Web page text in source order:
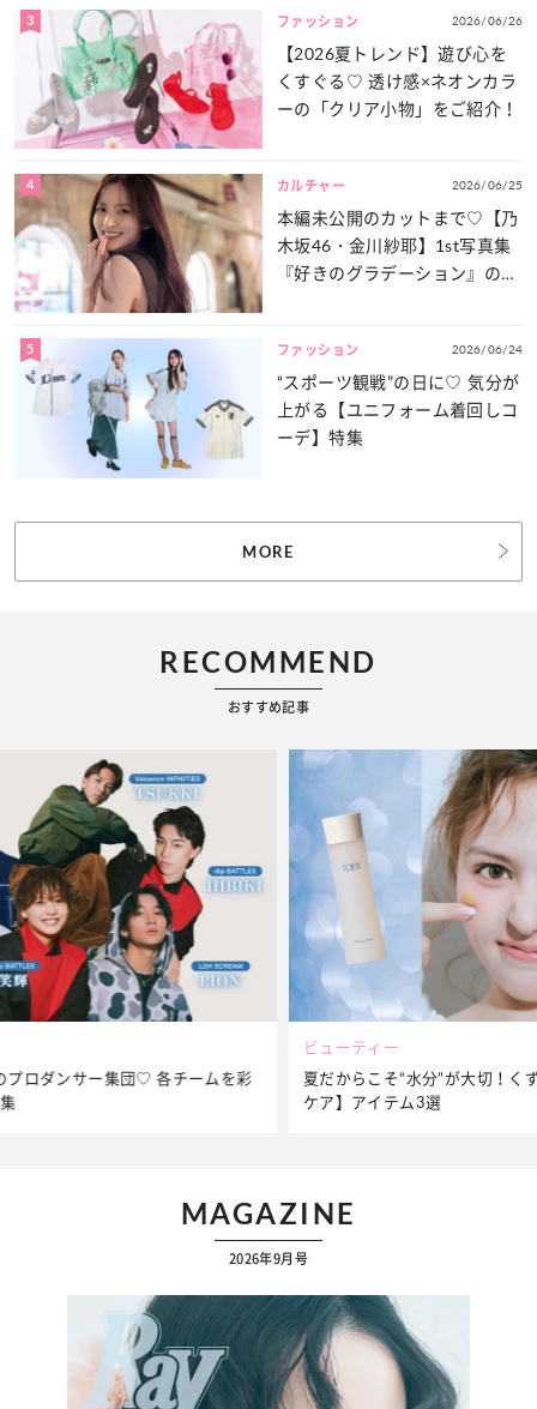
3 ファッション 2026/06/26
【2026夏トレンド】遊び心を
くすぐる♡ 透け感×ネオンカラ
ーの「クリア小物」をご紹介！
4 カルチャー 2026/06/25
本編未公開のカットまで♡【乃
木坂46・金川紗耶】1st写真集
『好きのグラデーション』の魅
5 ファッション 2026/06/24
“スポーツ観戦”の日に♡ 気分が
上がる【ユニフォーム着回しコ
ーデ】特集
MORE
RECOMMEND
おすすめ記事
夏だからこそ“水分”が大切！くずれないメイクをつくる【保湿
MAGAZINE
2026年9月号